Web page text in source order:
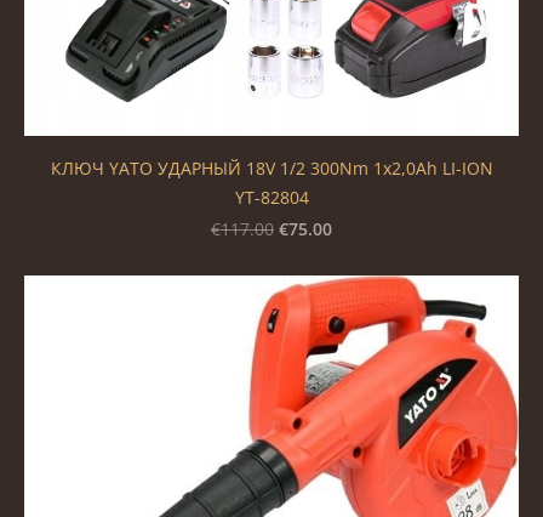
КЛЮЧ YATO УДАРНЫЙ 18V 1/2 300Nm 1x2,0Ah LI-ION
YT-82804
€117.00 €75.00